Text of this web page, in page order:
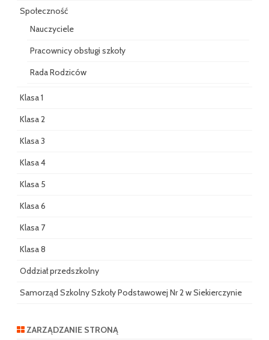
Społeczność
Nauczyciele
Pracownicy obsługi szkoły
Rada Rodziców
Klasa 1
Klasa 2
Klasa 3
Klasa 4
Klasa 5
Klasa 6
Klasa 7
Klasa 8
Oddział przedszkolny
Samorząd Szkolny Szkoły Podstawowej Nr 2 w Siekierczynie
ZARZĄDZANIE STRONĄ